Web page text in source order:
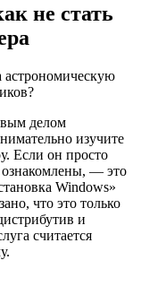
не стать
астрономическую
делом
изучите
Если он просто
ознакомлены, — это
Windows»
что это только
и
считается